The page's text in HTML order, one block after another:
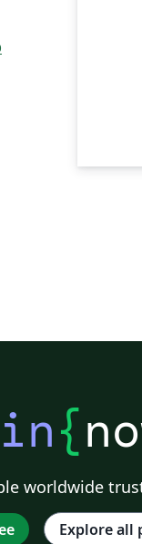
{
worldwide
Explore all